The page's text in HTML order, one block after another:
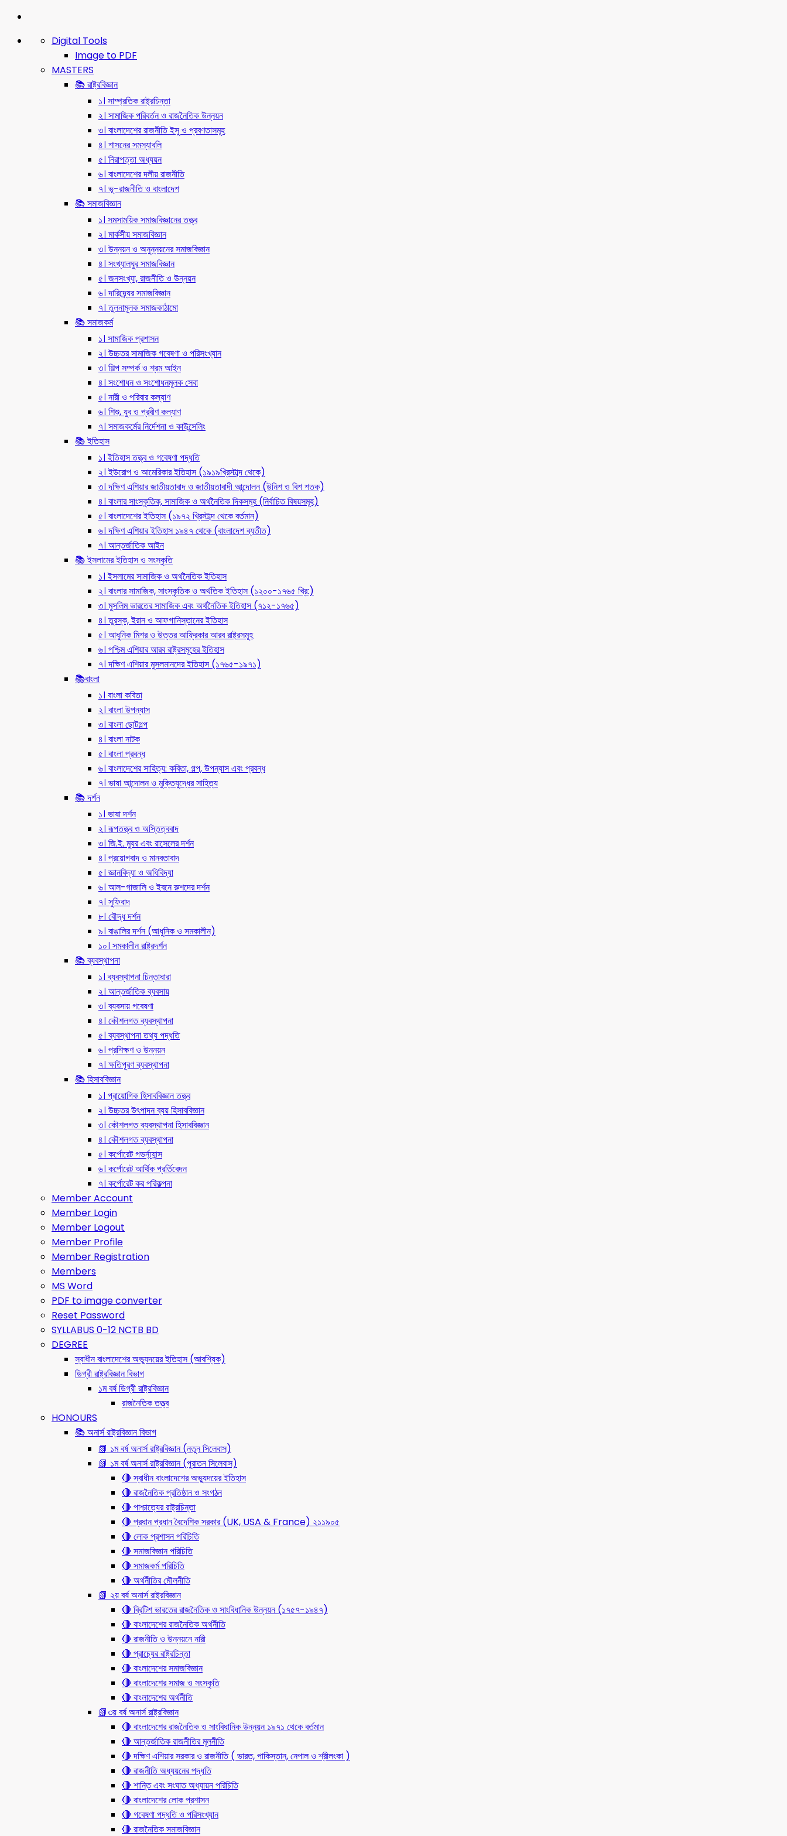
Digital Tools
Image to PDF
MASTERS
📚 রাষ্ট্রবিজ্ঞান
১। সাম্প্রতিক রাষ্ট্রচিন্তা
২। সামাজিক পরিবর্তন ও রাজনৈতিক উন্নয়ন
৩। বাংলাদেশের রাজনীতি ইসু ও প্রবণতাসমূহ
৪। শাসনের সমস্যাবলি
৫। নিরাপত্তা অধ্যয়ন
৬। বাংলাদেশের দলীয় রাজনীতি
৭। ভূ-রাজনীতি ও বাংলাদেশ
📚 সমাজবিজ্ঞান
১। সমসাময়িক সমাজবিজ্ঞানের তত্ত্ব
২। মার্কসীয় সমাজবিজ্ঞান
৩। উন্নয়ন ও অনুন্নয়নের সমাজবিজ্ঞান
৪। সংখ্যালঘুর সমাজবিজ্ঞান
৫। জনসংখ্যা, রাজনীতি ও উন্নয়ন
৬। দারিদ্র্যের সমাজবিজ্ঞান
৭। তুলনামূলক সমাজকাঠামো
📚 সমাজকর্ম
১। সামাজিক প্রশাসন
২। উচ্চতর সামাজিক গবেষণা ও পরিসংখ্যান
৩। শিল্প সম্পর্ক ও শ্রম আইন
৪। সংশোধন ও সংশোধনমূলক সেবা
৫। নারী ও পরিবার কল্যাণ
৬। শিশু, যুব ও প্রবীণ কল্যাণ
৭। সমাজকর্মের নির্দেশনা ও কাউন্সেলিং
📚 ইতিহাস
১। ইতিহাস তত্ত্ব ও গবেষণা পদ্ধতি
২। ইউরোপ ও আমেরিকার ইতিহাস (১৯১৯খ্রিস্টাব্দ থেকে)
৩। দক্ষিণ এশিয়ার জাতীয়তাবাদ ও জাতীয়তাবাদী আন্দোলন (উনিশ ও বিশ শতক)
৪। বাংলার সাংস্কৃতিক, সামাজিক ও অর্থনৈতিক দিকসমূহ (নির্বাচিত বিষয়সমূহ)
৫। বাংলাদেশের ইতিহাস (১৯৭২ খ্রিস্টাব্দ থেকে বর্তমান)
৬। দক্ষিণ এশিয়ার ইতিহাস ১৯৪৭ থেকে (বাংলাদেশ ব্যতীত)
৭। আন্তর্জাতিক আইন
📚 ইসলামের ইতিহাস ও সংস্কৃতি
১। ইসলামের সামাজিক ও অর্থনৈতিক ইতিহাস
২। বাংলার সামাজিক, সাংস্কৃতিক ও অর্থতিক ইতিহাস (১২০০-১৭৬৫ খ্রি:)
৩। মুসলিম ভারতের সামাজিক এবং অর্থনৈতিক ইতিহাস (৭১২-১৭৬৫)
৪। তুরস্ক, ইরান ও আফগানিস্তানের ইতিহাস
৫। আধুনিক মিশর ও উত্তর আফ্রিকার আরব রাষ্ট্রসমূহ
৬। পশ্চিম এশিয়ার আরব রাষ্ট্রসমূহের ইতিহাস
৭। দক্ষিণ এশিয়ার মুসলমানদের ইতিহাস (১৭৬৫-১৯৭১)
📚বাংলা
১। বাংলা কবিতা
২। বাংলা উপন্যাস
৩। বাংলা ছোটগল্প
৪। বাংলা নাটক
৫। বাংলা প্রবন্ধ
৬। বাংলাদেশের সাহিত্য: কবিতা, গল্প, উপন্যাস এবং প্রবন্ধ
৭। ভাষা আন্দোলন ও মুক্তিযুদ্ধের সাহিত্য
📚 দর্শন
১। ভাষা দর্শন
২। রূপতত্ত্ব ও অস্তিত্ববাদ
৩। জি.ই. ম্যুর এবং রাসেলের দর্শন
৪। প্রয়োগবাদ ও মানবতাবাদ
৫। জ্ঞানবিদ্যা ও অধিবিদ্যা
৬। আল-গাজালি ও ইবনে রুশদের দর্শন
৭। সুফিবাদ
৮। বৌদ্ধ দর্শন
৯। বাঙালির দর্শন (আধুনিক ও সমকালীন)
১০। সমকালীন রাষ্ট্রদর্শন
📚 ব্যবস্থাপনা
১। ব্যবস্থাপনা চিন্তাধারা
২। আন্তর্জাতিক ব্যবসায়
৩। ব্যবসায় গবেষণা
৪। কৌশলগত ব্যবস্থাপনা
৫। ব্যবস্থাপনা তথ্য পদ্ধতি
৬। প্রশিক্ষণ ও উন্নয়ন
৭। ক্ষতিপূরণ ব্যবস্থাপনা
📚 হিসাববিজ্ঞান
১। প্রায়োগিক হিসাববিজ্ঞান তত্ত্ব
২। উচ্চতর উৎপাদন ব্যয় হিসাববিজ্ঞান
৩। কৌশলগত ব্যবস্থাপনা হিসাববিজ্ঞান
৪। কৌশলগত ব্যবস্থাপনা
৫। কর্পোরেট গভর্ন্য্যান্স
৬। কর্পোরেট আর্থিক প্রর্তিবেদন
৭। কর্পোরেট কর পরিকল্পনা
Member Account
Member Login
Member Logout
Member Profile
Member Registration
Members
MS Word
PDF to image converter
Reset Password
SYLLABUS 0-12 NCTB BD
DEGREE
স্বাধীন বাংলাদেশের অভ্যুদয়ের ইতিহাস (আবশ্যিক)
ডিগ্রী রাষ্ট্রবিজ্ঞান বিভাগ
১ম বর্ষ ডিগ্রী রাষ্ট্রবিজ্ঞান
রাজনৈতিক তত্ত্ব
HONOURS
📚 অনার্স রাষ্ট্রবিজ্ঞান বিভাগ
📗 ১ম বর্ষ অনার্স রাষ্ট্রবিজ্ঞান (নতুন সিলেবাস)
📗 ১ম বর্ষ অনার্স রাষ্ট্রবিজ্ঞান (পুরাতন সিলেবাস)
🔴 স্বাধীন বাংলাদেশের অভ্যুদয়ের ইতিহাস
🔴 রাজনৈতিক প্রতিষ্ঠান ও সংগঠন
🔴 পাশ্চাত্যের রাষ্ট্রচিন্তা
🔴 প্রধান প্রধান বৈদেশিক সরকার (UK, USA & France) ২১১৯০৫
🔴 লোক প্রশাসন পরিচিতি
🔴 সমাজবিজ্ঞান পরিচিতি
🔴 সমাজকর্ম পরিচিতি
🔴 অর্থনীতির মৌলনীতি
📗 ২য় বর্ষ অনার্স রাষ্ট্রবিজ্ঞান
🔴 ব্রিটিশ ভারতের রাজনৈতিক ও সাংবিধানিক উন্নয়ন (১৭৫৭-১৯৪৭)
🔴 বাংলাদেশের রাজনৈতিক অর্থনীতি
🔴 রাজনীতি ও উন্নয়নে নারী
🔴 প্রাচ্যের রাষ্ট্রচিন্তা
🔴 বাংলাদেশের সমাজবিজ্ঞান
🔴 বাংলাদেশের সমাজ ও সংস্কৃতি
🔴 বাংলাদেশের অর্থনীতি
📗৩য় বর্ষ অনার্স রাষ্ট্রবিজ্ঞান
🔴 বাংলাদেশের রাজনৈতিক ও সাংবিধানিক উন্নয়ন ১৯৭১ থেকে বর্তমান
🔴 আন্তর্জাতিক রাজনীতির মূলনীতি
🔴 দক্ষিণ এশিয়ার সরকার ও রাজনীতি ( ভারত, পাকিস্তান, নেপাল ও শ্রীলংকা )
🔴 রাজনীতি অধ্যয়নের পদ্ধতি
🔴 শান্তি এবং সংঘাত অধ্যায়ন পরিচিতি
🔴 বাংলাদেশের লোক প্রশাসন
🔴 গবেষণা পদ্ধতি ও পরিসংখ্যান
🔴 রাজনৈতিক সমাজবিজ্ঞান